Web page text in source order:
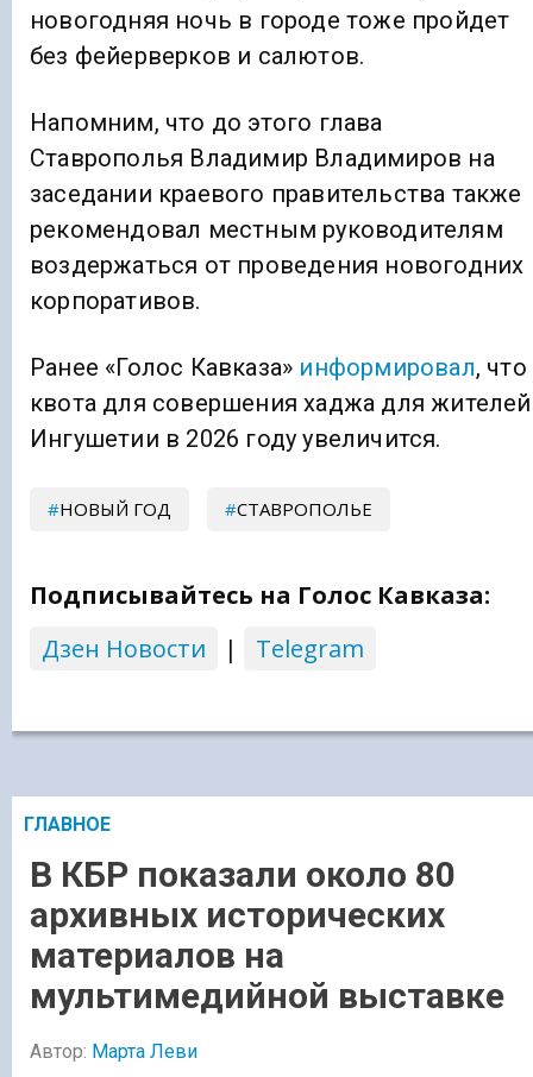
новогодняя ночь в городе тоже пройдет
без фейерверков и салютов.
Напомним, что до этого глава
Ставрополья Владимир Владимиров на
заседании краевого правительства также
рекомендовал местным руководителям
воздержаться от проведения новогодних
корпоративов.
Ранее «Голос Кавказа» информировал, что
квота для совершения хаджа для жителей
Ингушетии в 2026 году увеличится.
НОВЫЙ ГОД СТАВРОПОЛЬЕ
Подписывайтесь на Голос Кавказа:
Дзен Новости
| Telegram
ГЛАВНОЕ
В КБР показали около 80
архивных исторических
материалов на
мультимедийной выставке
Автор: Марта Леви